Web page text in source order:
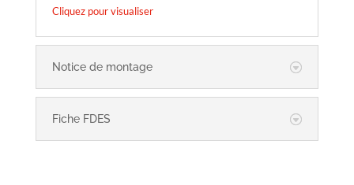
Cliquez pour visualiser
Notice de montage
Fiche FDES